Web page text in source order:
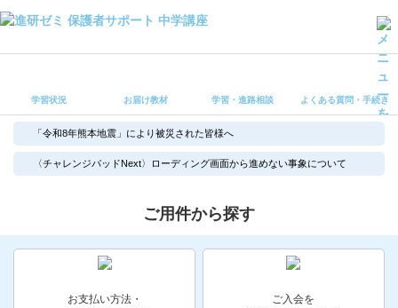
学習・進路相談
よくある質問・手続き
受講ルール
保護者サポート中学講座 トップ
登録情報の変更・各種お手続き
会員ページへログイン
お客様サポート(手続き・照会)
学習状況 お届け教材 学習・進路相談 よくある質問・手続き
「令和8年熊本地震」により被災された皆様へ
〈チャレンジパッドNext〉ローディング画面から進めない事象について
ご用件から探す
お支払い方法・
ご入会を